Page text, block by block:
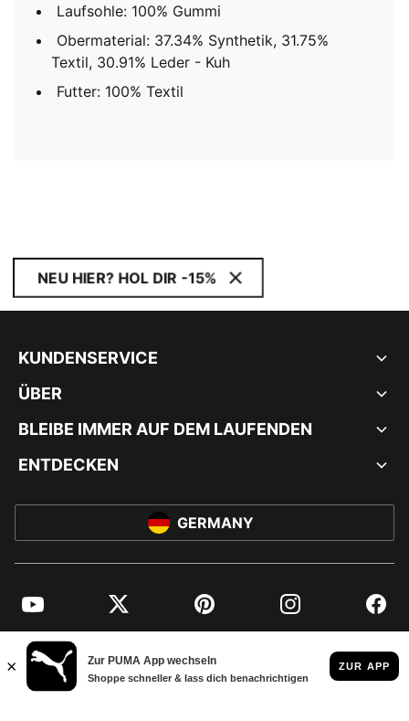
Laufsohle: 100% Gummi
Obermaterial: 37.34% Synthetik, 31.75%
Textil, 30.91% Leder - Kuh
Futter: 100% Textil
NEU HIER? HOL DIR -15%
KUNDENSERVICE
ÜBER
BLEIBE IMMER AUF DEM LAUFENDEN
ENTDECKEN
GERMANY
YouTube Twitter Pinterest Instagram
© PUMA EUROPE GMBH, 2026. ALLE RECHTE VORBEHALTEN
IMPRESSUM UND RECHTLICHE HINWEISE